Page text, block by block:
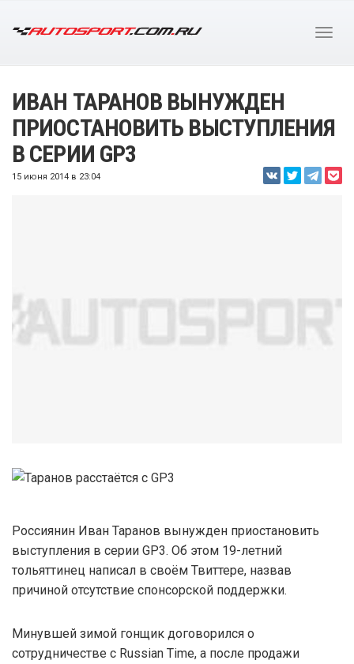
ИВАН ТАРАНОВ ВЫНУЖДЕН
ПРИОСТАНОВИТЬ ВЫСТУПЛЕНИЯ
В СЕРИИ GP3
15 июня 2014 в 23:04
Россиянин Иван Таранов вынужден приостановить
выступления в серии GP3. Об этом 19-летний
тольяттинец написал в своём Твиттере, назвав
причиной отсутствие спонсорской поддержки.
Минувшей зимой гонщик договорился о
сотрудничестве с Russian Time, а после продажи